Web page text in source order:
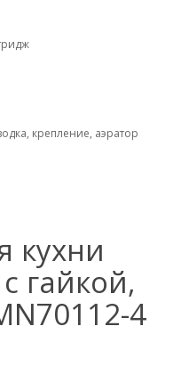
крепление, аэратор
кухни
гайкой,
4